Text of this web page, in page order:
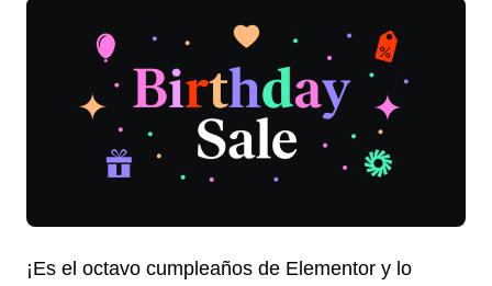
¡Es el octavo cumpleaños de Elementor y lo